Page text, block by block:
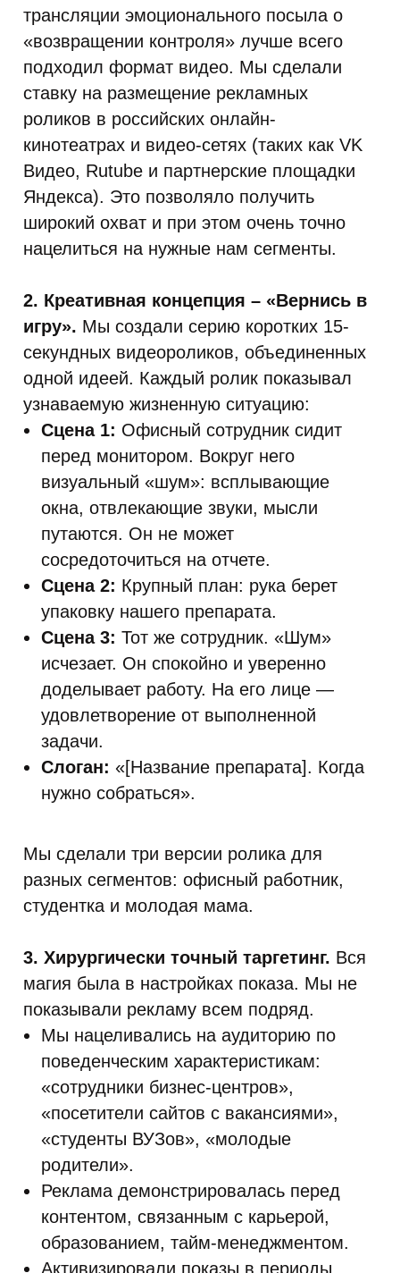
трансляции эмоционального посыла о
«возвращении контроля» лучше всего
подходил формат видео. Мы сделали
ставку на размещение рекламных
роликов в российских онлайн-
кинотеатрах и видео-сетях (таких как VK
Видео, Rutube и партнерские площадки
Яндекса). Это позволяло получить
широкий охват и при этом очень точно
нацелиться на нужные нам сегменты.
2. Креативная концепция – «Вернись в
игру». Мы создали серию коротких 15-
секундных видеороликов, объединенных
одной идеей. Каждый ролик показывал
узнаваемую жизненную ситуацию:
Сцена 1: Офисный сотрудник сидит
перед монитором. Вокруг него
визуальный «шум»: всплывающие
окна, отвлекающие звуки, мысли
путаются. Он не может
сосредоточиться на отчете.
Сцена 2: Крупный план: рука берет
упаковку нашего препарата.
Сцена 3: Тот же сотрудник. «Шум»
исчезает. Он спокойно и уверенно
доделывает работу. На его лице —
удовлетворение от выполненной
задачи.
Слоган: «[Название препарата]. Когда
нужно собраться».
Мы сделали три версии ролика для
разных сегментов: офисный работник,
студентка и молодая мама.
3. Хирургически точный таргетинг. Вся
магия была в настройках показа. Мы не
показывали рекламу всем подряд.
Мы нацеливались на аудиторию по
поведенческим характеристикам:
«сотрудники бизнес-центров»,
«посетители сайтов с вакансиями»,
«студенты ВУЗов», «молодые
родители».
Реклама демонстрировалась перед
контентом, связанным с карьерой,
образованием, тайм-менеджментом.
Активизировали показы в периоды